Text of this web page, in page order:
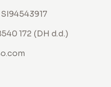
172 (DH d.d.)